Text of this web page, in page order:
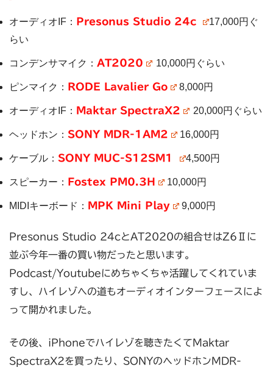
オーディオIF： Presonus Studio 24c
17,000円ぐ
らい
コンデンサマイク： AT2020 10,000円ぐらい
ピンマイク： RODE Lavalier Go 8,000円
オーディオIF： Maktar SpectraX2 20,000円ぐらい
ヘッドホン： SONY MDR-1AM2 16,000円
ケーブル： SONY MUC-S12SM1 4,500円
スピーカー： Fostex PM0.3H 10,000円
MIDIキーボード： MPK Mini Play 9,000円
Presonus Studio 24cとAT2020の組合せはZ6Ⅱに
並ぶ今年一番の買い物だったと思います。
Podcast/Youtubeにめちゃくちゃ活躍してくれていま
すし、ハイレゾへの道もオーディオインターフェースによ
って開かれました。
その後、iPhoneでハイレゾを聴きたくてMaktar
SpectraX2を買ったり、SONYのヘッドホンMDR-